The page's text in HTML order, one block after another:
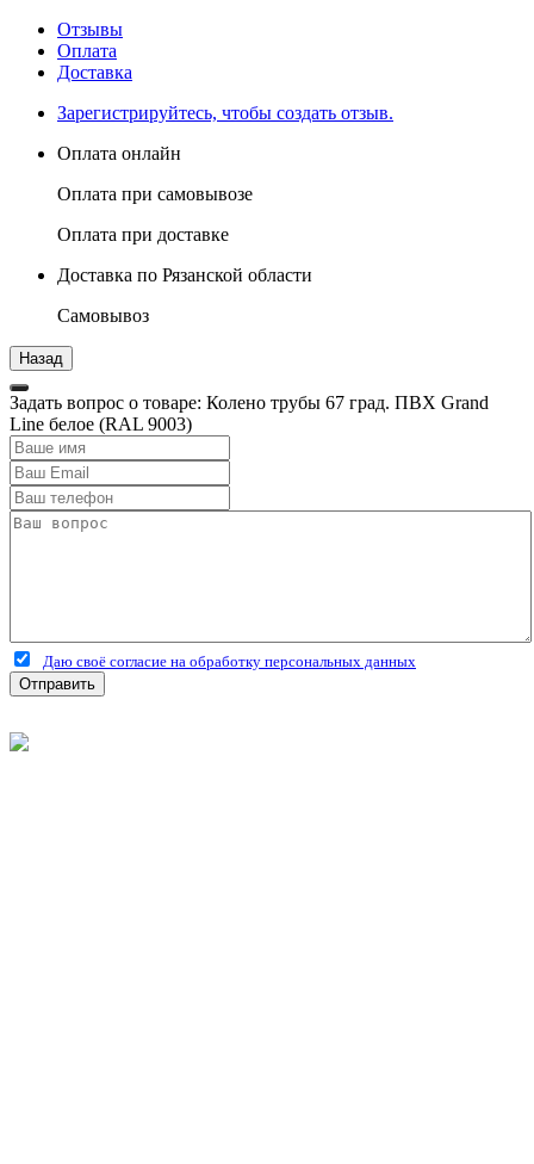
Отзывы
Оплата
Доставка
Зарегистрируйтесь, чтобы создать отзыв.
Оплата онлайн
Оплата при самовывозе
Оплата при доставке
Доставка по Рязанской области
Самовывоз
Задать вопрос о товаре: Колено трубы 67 град. ПВХ Grand
Line белое (RAL 9003)
Даю своё согласие на обработку персональных данных
Отправить